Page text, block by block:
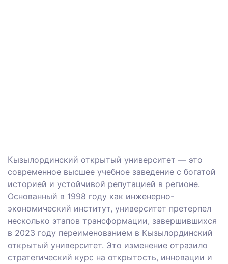
Кызылординский открытый университет — это
современное высшее учебное заведение с богатой
историей и устойчивой репутацией в регионе.
Основанный в 1998 году как инженерно-
экономический институт, университет претерпел
несколько этапов трансформации, завершившихся
в 2023 году переименованием в Кызылординский
открытый университет. Это изменение отразило
стратегический курс на открытость, инновации и